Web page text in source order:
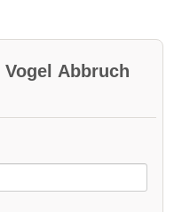
Vogel Abbruch